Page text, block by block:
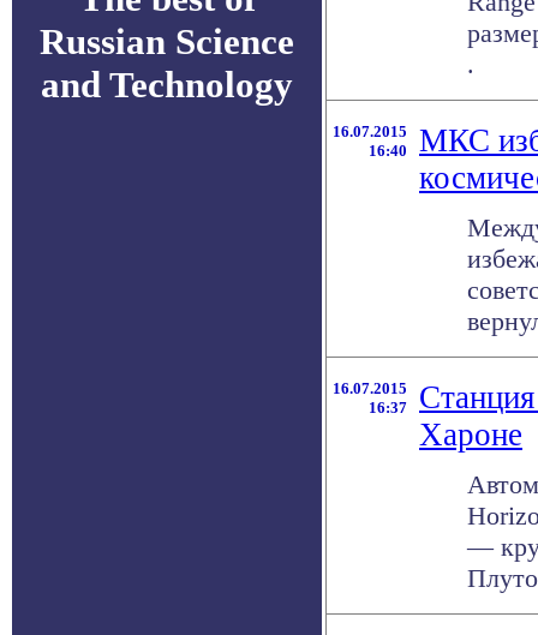
Russian Science
and Technology
.
16.07.2015
16:40
МКС
16.07.2015
16:37
Хароне
—